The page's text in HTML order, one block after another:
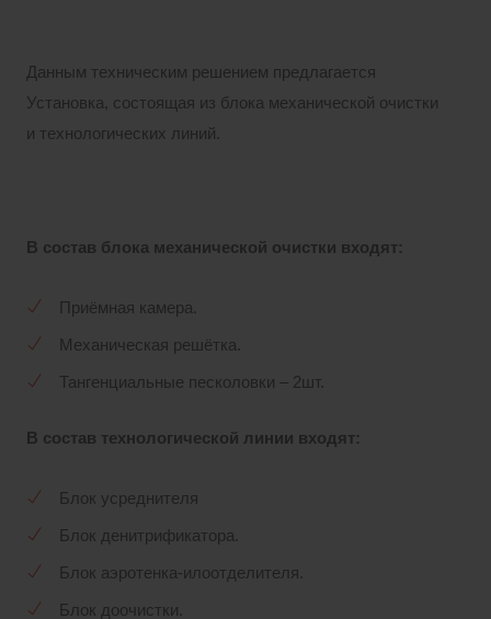
Данным техническим решением предлагается
Установка, состоящая из блока механической очистки
и технологических линий.
В состав блока механической очистки входят:
Приёмная камера.
Механическая решётка.
Тангенциальные песколовки – 2шт.
В состав технологической линии входят:
Блок усреднителя
Блок денитрификатора.
Блок аэротенка-илоотделителя.
Блок доочистки.